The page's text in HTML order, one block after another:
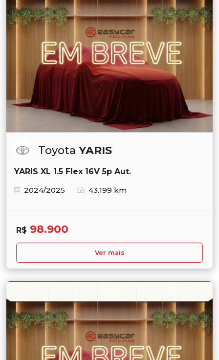
Toyota YARIS
YARIS XL 1.5 Flex 16V 5p Aut.
2024/2025
43.199 km
R$ 98.900
Ver mais